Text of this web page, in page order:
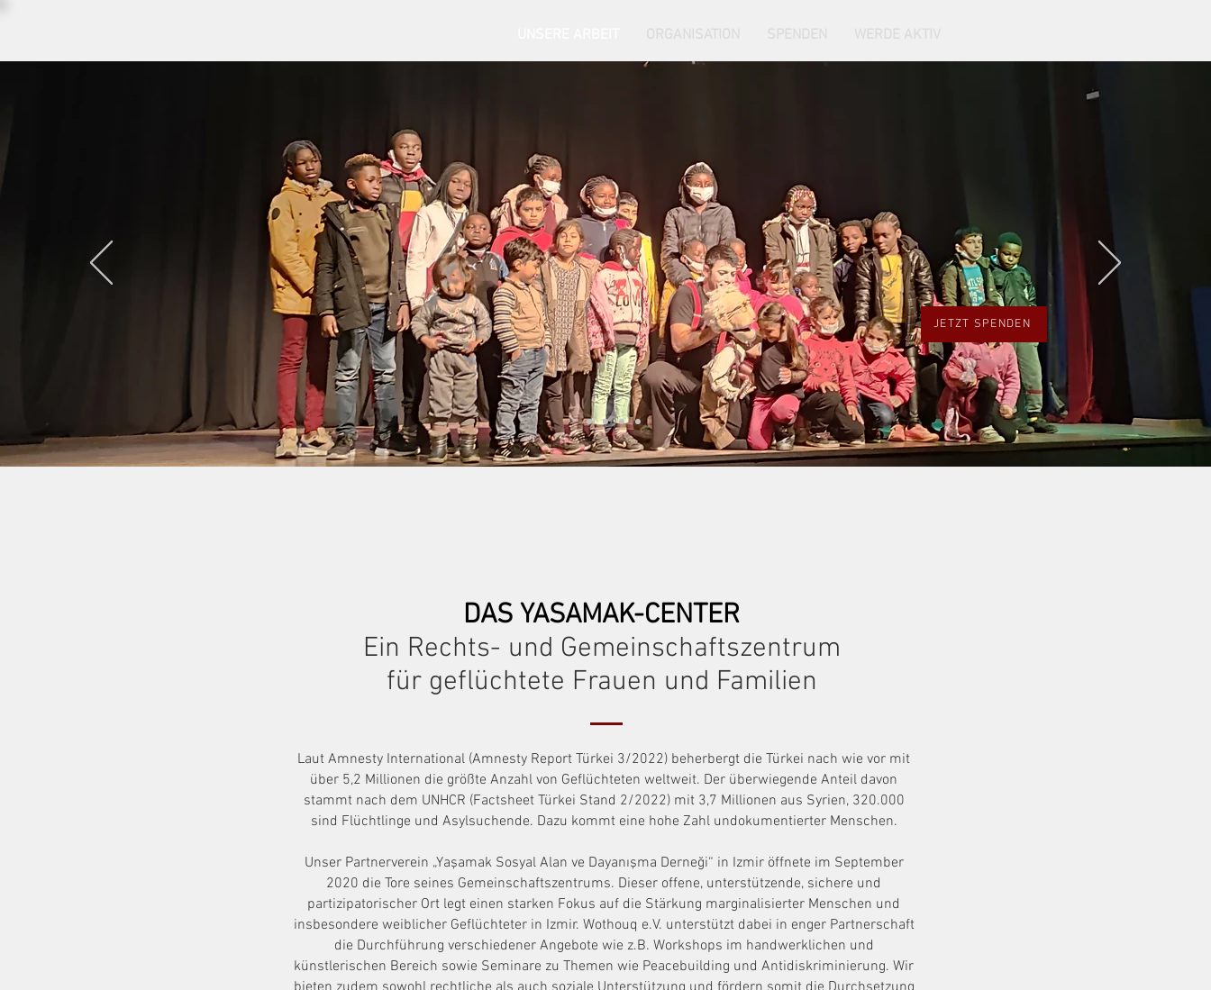
DAS YASAMAK-CENTER
Ein Rechts- und Gemeinschaftszentrum
für geflüchtete Frauen und Familien
Laut Amnesty International (Amnesty Report Türkei 3/2022) beherbergt die Türkei nach wie vor mit
über 5,2 Millionen die größte Anzahl von Geflüchteten weltweit. Der überwiegende Anteil davon
stammt nach dem UNHCR (Factsheet Türkei Stand 2/2022) mit 3,7 Millionen aus Syrien, 320.000
sind Flüchtlinge und Asylsuchende. Dazu kommt eine hohe Zahl undokumentierter Menschen.
Unser Partnerverein „Yaşamak Sosyal Alan ve Dayanışma Derneği“ in Izmir öffnete im September
2020 die Tore seines Gemeinschaftszentrums. Dieser offene, unterstützende, sichere und
partizipatorischer Ort legt einen starken Fokus auf die Stärkung marginalisierter Menschen und
insbesondere weiblicher Geflüchteter in Izmir. Wothouq e.V. unterstützt dabei in enger Partnerschaft
die Durchführung verschiedener Angebote wie z.B. Workshops im handwerklichen und
künstlerischen Bereich sowie Seminare zu Themen wie Peacebuilding und Antidiskriminierung. Wir
JETZT SPENDEN